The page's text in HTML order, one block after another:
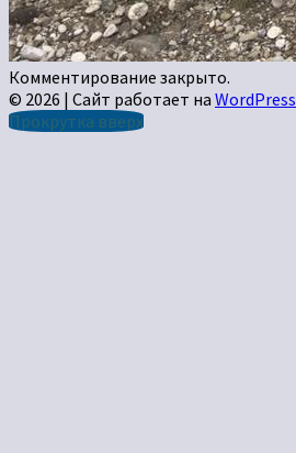
Комментирование закрыто.
© 2026 | Сайт работает на WordPress
Прокрутка вверх